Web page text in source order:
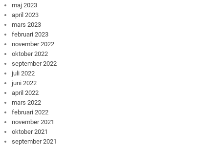
maj 2023
april 2023
mars 2023
februari 2023
november 2022
oktober 2022
september 2022
juli 2022
juni 2022
april 2022
mars 2022
februari 2022
november 2021
oktober 2021
september 2021